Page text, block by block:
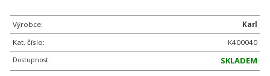
Výrobce:
Karl
Kat. číslo:
K400040
Dostupnost:
SKLADEM